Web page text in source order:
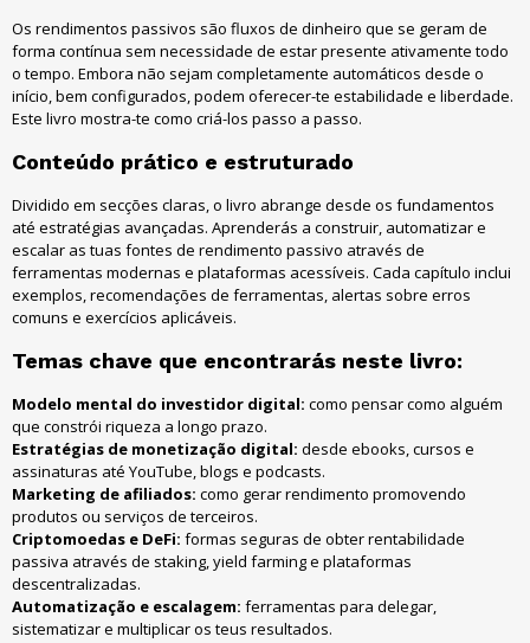
Os rendimentos passivos são fluxos de dinheiro que se geram de
forma contínua sem necessidade de estar presente ativamente todo
o tempo. Embora não sejam completamente automáticos desde o
início, bem configurados, podem oferecer-te estabilidade e liberdade.
Este livro mostra-te como criá-los passo a passo.
Conteúdo prático e estruturado
Dividido em secções claras, o livro abrange desde os fundamentos
até estratégias avançadas. Aprenderás a construir, automatizar e
escalar as tuas fontes de rendimento passivo através de
ferramentas modernas e plataformas acessíveis. Cada capítulo inclui
exemplos, recomendações de ferramentas, alertas sobre erros
comuns e exercícios aplicáveis.
Temas chave que encontrarás neste livro:
Modelo mental do investidor digital: como pensar como alguém
que constrói riqueza a longo prazo.
Estratégias de monetização digital: desde ebooks, cursos e
assinaturas até YouTube, blogs e podcasts.
Marketing de afiliados: como gerar rendimento promovendo
produtos ou serviços de terceiros.
Criptomoedas e DeFi: formas seguras de obter rentabilidade
passiva através de staking, yield farming e plataformas
descentralizadas.
Automatização e escalagem: ferramentas para delegar,
sistematizar e multiplicar os teus resultados.